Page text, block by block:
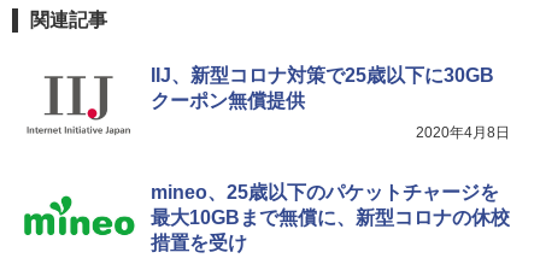
関連記事
IIJ、新型コロナ対策で25歳以下に30GB
クーポン無償提供
2020年4月8日
mineo、25歳以下のパケットチャージを
最大10GBまで無償に、新型コロナの休校
措置を受け